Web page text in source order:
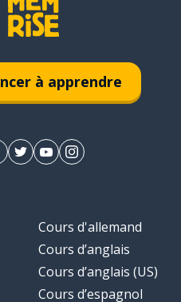
à apprendre
Cours d'allemand
Cours d’anglais
Cours d’anglais (US)
Cours d’espagnol